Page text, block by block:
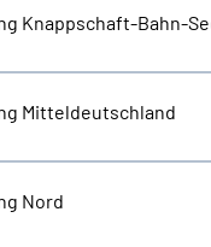
Knappschaft-Bahn-
Mitteldeutschland
Nord